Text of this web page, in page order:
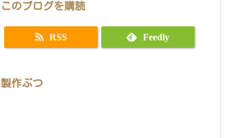
このブログを購読
RSS Feedly
製作ぶつ